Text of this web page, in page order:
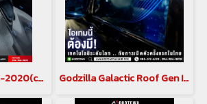
ไฟโลโก้ - A/V 2008-2020(copy)(copy)(copy)(copy) Godzilla Galactic Roof Gen II หลังคาดาวสำหรับ อัลพาร์ด เวลไฟร์ ALPHARD/VELLFIRE 20 รุ่นปี 2008-2014 , ALPHARD/VELLFIRE 30 รุ่นปี 2015-2023(copy)(copy)